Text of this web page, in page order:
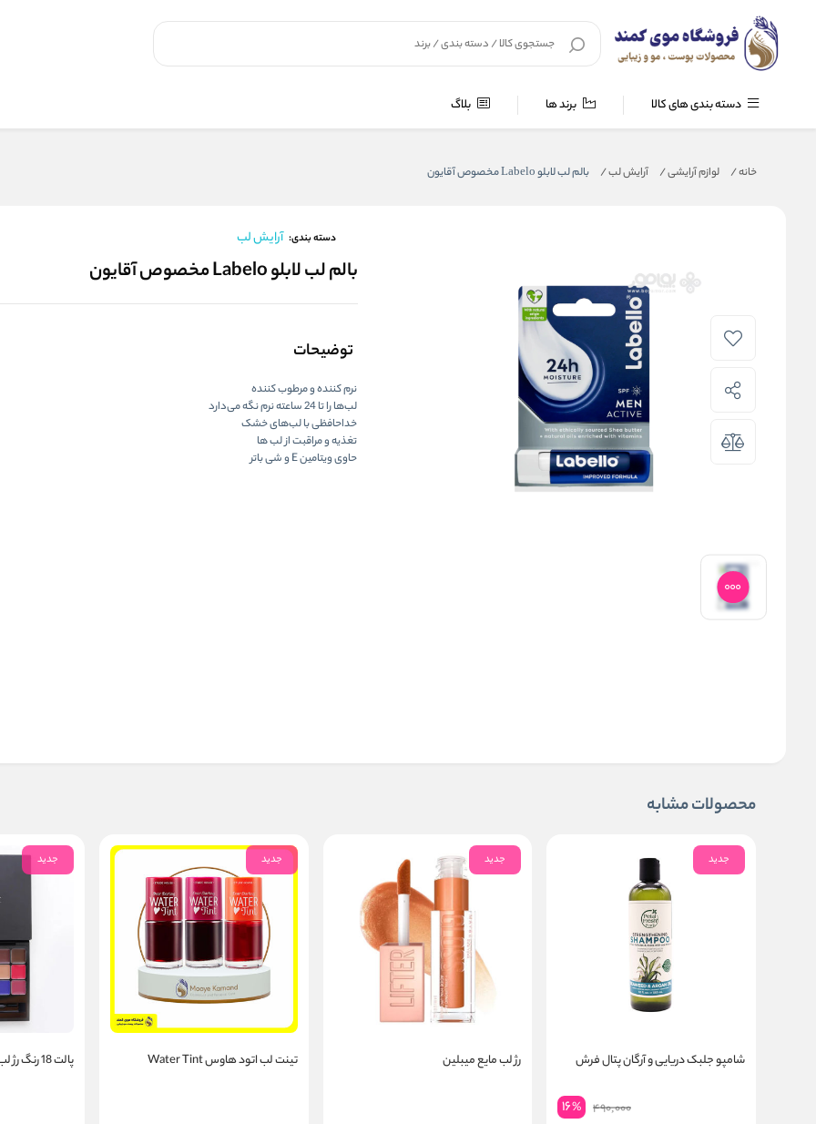
دسته بندی های کالا برند ها بلاگ
خانه/ لوازم آرایشی/ آرایش لب/ بالم لب لابلو Labelo مخصوص آقایون
دسته بندی: آرایش لب
بالم لب لابلو Labelo مخصوص آقایون
توضیحات
نرم کننده و مرطوب کننده
لب‌ها را تا 24 ساعته نرم نگه می‌دارد
خداحافظی با لب‌های خشک
تغذیه و مراقبت از لب ها
حاوی ویتامین E و شی باتر
محصولات مشابه
جدید
شامپو جلبک دریایی و آرگان پتال فرش
490,000
16%
جدید
رژ لب مایع میبلین
جدید
تینت لب اتود هاوس Water Tint
جدید
پالت 18 رنگ رژ لب برند راما Raama